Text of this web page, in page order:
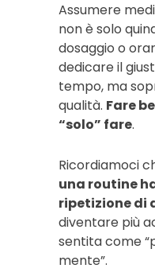
Assumere
non è solo
dosaggio o
dedicare il
tempo, ma
qualità. Fare
“solo” fare.
Ricordiamoci
una routine
ripetizione di
diventare più
sentita come
mente”.